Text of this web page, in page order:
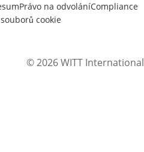
Právo na odvoláníCompliance
cookie
© 2026 WITT International